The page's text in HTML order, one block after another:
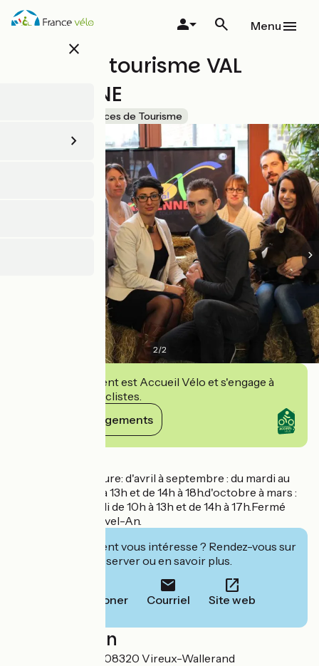
Aller
au
close
Menu
Office de tourisme VAL
D'ARDENNE
Offices de Tourisme
2/2
Cet établissement est Accueil Vélo et s'engage à
accueillir des cyclistes.
Voir ses engagements
Horaires d'ouverture: d'avril à septembre : du mardi au
dimanche de 10h à 13h et de 14h à 18h.d'octobre à mars :
du mardi au samedi de 10h à 13h et de 14h à 17h.Fermé
entre Noël et Nouvel-An.
Cet établissement vous intéresse ? Rendez-vous sur
leur site pour réserver ou en savoir plus.
Téléphoner Courriel Site web
Localisation
Place du Château 08320 Vireux-Wallerand